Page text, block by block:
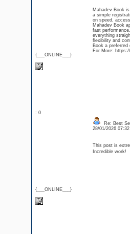
{___ONLINE___}
Mahadev Book
a simple
on speed,
Mahadev Book
fast
everything
flexibility and
Book a
For More:
: 0
{___ONLINE___}
Re: Best
28/01/2026
This post is
Incredible work!